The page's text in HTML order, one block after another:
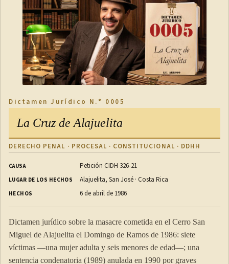
e) Cuando dos o más de las anteriores situaciones sucedan
en el cantón de Belén, se sumarán las proporciones
correspondientes.
ARTÍCULO 10
Declaración jurada municipal
Cada año, a más tardar el 15 de enero, las personas a quienes
se refiere el artículo 1 de esta ley presentarán a la
Municipalidad una declaración jurada de sus ingresos brutos
y calcularán el impuesto respectivo. Con base en esta
información, la Municipalidad verificará o fiscalizará el
impuesto por pagar. Para tales efectos, la Municipalidad
acceso a los formularios de declaración jurada municipal del
impuesto.
Dictamen Jurídico N.° 0005
La Cruz de Alajuelita
DERECHO PENAL · PROCESAL · CONSTITUCIONAL · DDHH
CAUSA Petición CIDH 326-21
LUGAR DE LOS HECHOS Alajuelita, San José · Costa Rica
HECHOS 6 de abril de 1986
Dictamen jurídico sobre la masacre cometida en el Cerro San
Miguel de Alajuelita el Domingo de Ramos de 1986: siete
víctimas —una mujer adulta y seis menores de edad—; una
sentencia condenatoria (1989) anulada en 1990 por graves